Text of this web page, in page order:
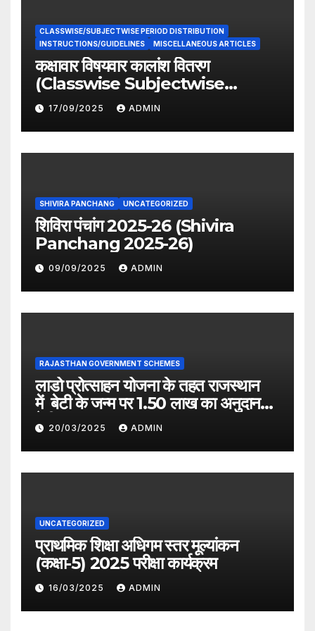
CLASSWISE/SUBJECTWISE PERIOD DISTRIBUTION
INSTRUCTIONS/GUIDELINES
MISCELLANEOUS ARTICLES
कक्षावार विषयवार कालांश वितरण
(Classwise Subjectwise
period distribution)
17/09/2025 ADMIN
SHIVIRA PANCHANG UNCATEGORIZED
शिविरा पंचांग 2025-26 (Shivira
Panchang 2025-26)
09/09/2025 ADMIN
RAJASTHAN GOVERNMENT SCHEMES
लाडो प्रोत्साहन योजना के तहत राजस्थान
में बेटी के जन्म पर 1.50 लाख का अनुदान
देगी सरकार
20/03/2025 ADMIN
UNCATEGORIZED
प्राथमिक शिक्षा अधिगम स्तर मूल्यांकन
(कक्षा-5) 2025 परीक्षा कार्यक्रम
16/03/2025 ADMIN